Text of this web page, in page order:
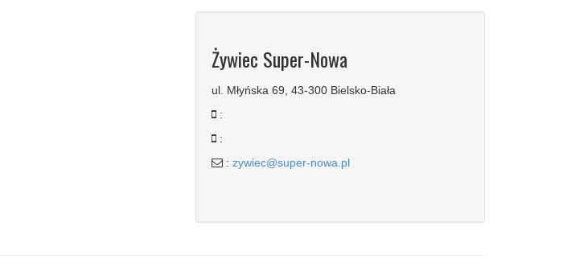
Żywiec Super-Nowa
ul. Młyńska 69, 43-300 Bielsko-Biała
:
:
: zywiec@super-nowa.pl